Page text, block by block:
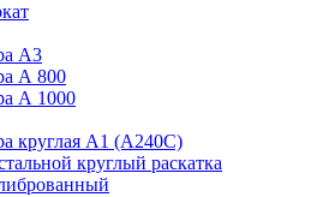
А3
А 800
А 1000
круглая А1 (А240C)
круглый раскатка